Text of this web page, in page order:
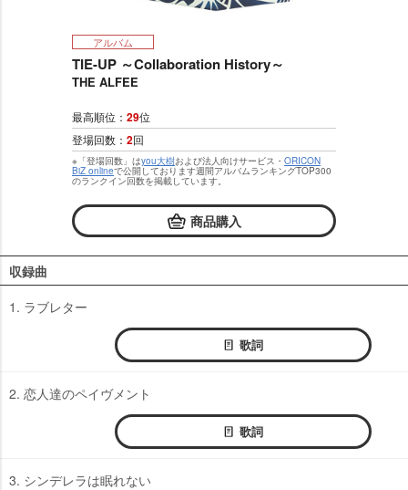
アルバム
TIE-UP ～Collaboration History～
THE ALFEE
最高順位： 29位
登場回数： 2回
※「登場回数」はyou大樹および法人向けサービス・ ORICON
BiZ onlineで公開しております週間アルバムランキングTOP300
のランクイン回数を掲載しています。
商品購入
収録曲
1. ラブレター
歌詞
2. 恋人達のペイヴメント
歌詞
3. シンデレラは眠れない